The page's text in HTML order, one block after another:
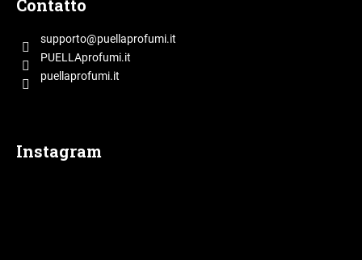
Contatto
supporto@puellaprofumi.it
PUELLAprofumi.it
puellaprofumi.it
Instagram